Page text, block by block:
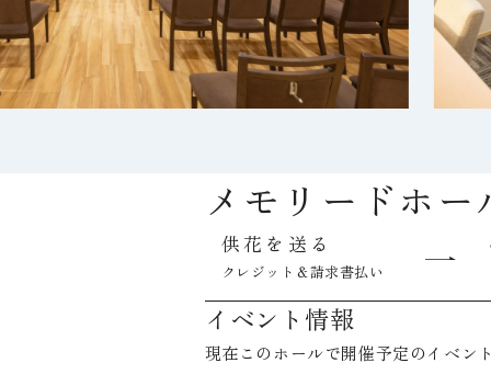
メモリードホー
供花を送る
クレジット＆請求書払い
イベント情報
現在このホールで開催予定のイベン